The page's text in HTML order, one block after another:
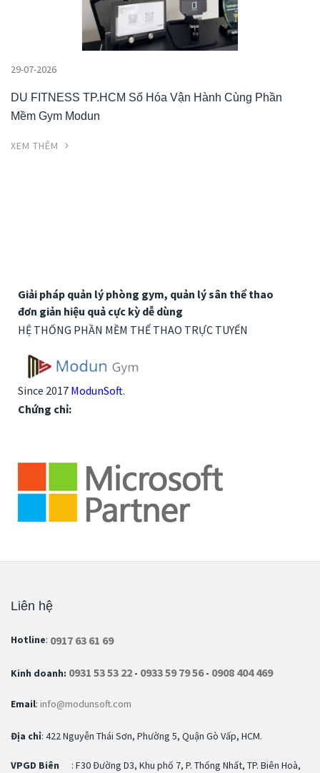
29-07-2026
DU FITNESS TP.HCM Số Hóa Vận Hành Cùng Phần
Mềm Gym Modun
XEM THÊM
Giải pháp quản lý phòng gym, quản lý sân thể thao
đơn giản hiệu quả cực kỳ dễ dùng
HỆ THỐNG PHẦN MỀM THỂ THAO TRỰC TUYẾN
Since 2017 ModunSoft.
Chứng chỉ:
Liên hệ
Hotline: 0917 63 61 69
Kinh doanh: 0931 53 53 22 - 0933 59 79 56- 0908 404 469
Email: info@modunsoft.com
Địa chỉ: 422 Nguyễn Thái Sơn, Phường 5, Quận Gò Vấp, HCM.
VPGD Biên
: F30 Đường D3, Khu phố 7, P. Thống Nhất, TP. Biên Hoà,